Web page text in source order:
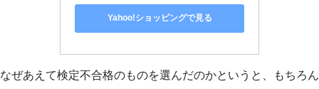
Yahoo!ショッピングで見る
なぜあえて検定不合格のものを選んだのかというと、もちろん